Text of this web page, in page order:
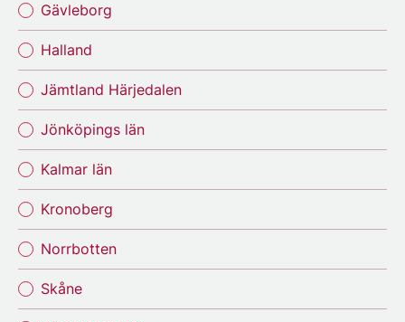
Gävleborg
Halland
Jämtland Härjedalen
Jönköpings län
Kalmar län
Kronoberg
Norrbotten
Skåne